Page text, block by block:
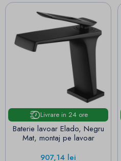
Livrare in 24 ore
Baterie lavoar Elado, Negru
Mat, montaj pe lavoar
Pret
907,14 lei